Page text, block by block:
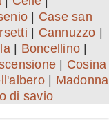
Case san
Cannuzzo
| Boncellino
Cosina
| Madonna
di savio